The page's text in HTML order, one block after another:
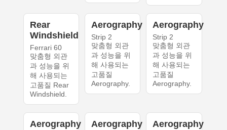
Rear
Windshield
Ferrari 60
맞춤형 외관
과 성능을 위
해 사용되는
고품질 Rear
Windshield.
Aerography
Strip 2
맞춤형 외관
과 성능을 위
해 사용되는
고품질
Aerography.
Aerography
Strip 2
맞춤형 외관
과 성능을 위
해 사용되는
고품질
Aerography.
Aerography Aerography Aerography